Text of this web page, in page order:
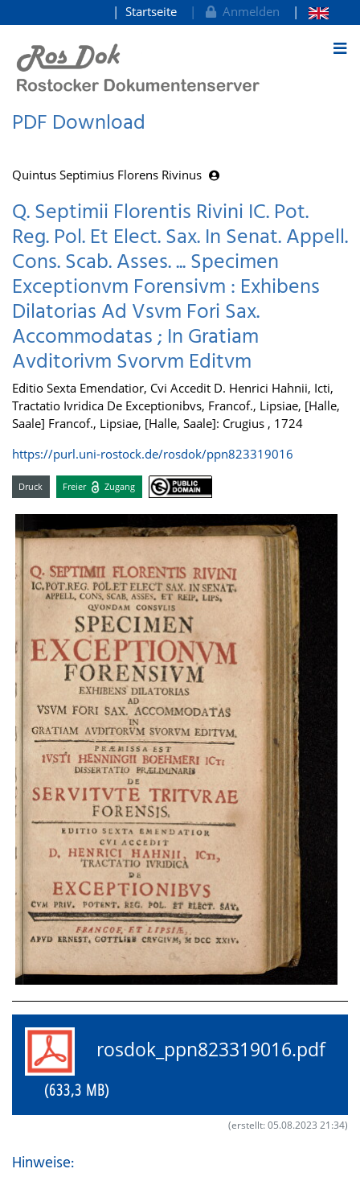
zum Inhalt
Startseite Anmelden
PDF Download
Quintus Septimius Florens Rivinus
Q. Septimii Florentis Rivini IC. Pot.
Reg. Pol. Et Elect. Sax. In Senat. Appell.
Cons. Scab. Asses. ... Specimen
Exceptionvm Forensivm : Exhibens
Dilatorias Ad Vsvm Fori Sax.
Accommodatas ; In Gratiam
Avditorivm Svorvm Editvm
Editio Sexta Emendatior, Cvi Accedit D. Henrici Hahnii, Icti,
Tractatio Ivridica De Exceptionibvs, Francof., Lipsiae, [Halle,
Saale] Francof., Lipsiae, [Halle, Saale]: Crugius , 1724
https://purl.uni-rostock.de/rosdok/ppn823319016
Druck Freier Zugang
rosdok_ppn823319016.pdf
(633,3 MB)
(erstellt: 05.08.2023 21:34)
Hinweise: